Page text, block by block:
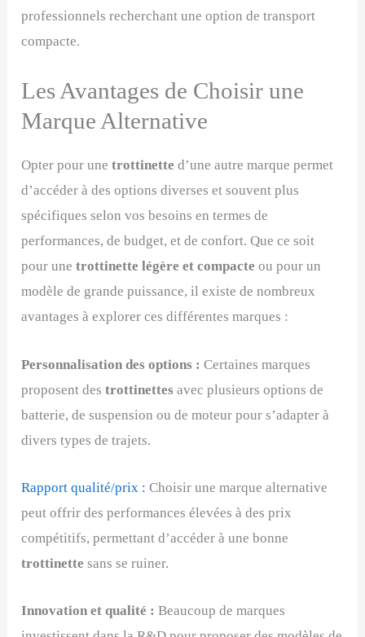
professionnels recherchant une option de transport
compacte.
Les Avantages de Choisir une
Marque Alternative
Opter pour unetrottinetted’une autre marque permet
d’accéder à des options diverses et souvent plus
spécifiques selon vos besoins en termes de
performances, de budget, et de confort. Que ce soit
pour unetrottinette légère et compacte ou pour un
modèle de grande puissance, il existe de nombreux
avantages à explorer ces différentes marques :
Personnalisation des options : Certaines marques
proposent destrottinettesavec plusieurs options de
batterie, de suspension ou de moteur pour s’adapter à
divers types de trajets.
Rapport qualité/prix : Choisir une marque alternative
peut offrir des performances élevées à des prix
compétitifs, permettant d’accéder à une bonne
trottinettesans se ruiner.
Innovation et qualité : Beaucoup de marques